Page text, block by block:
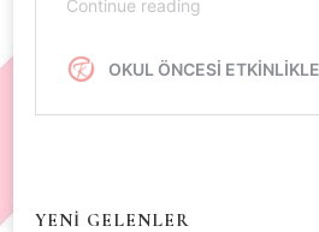
YENİ GELENLER